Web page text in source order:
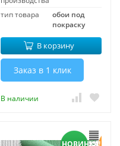
тип товара
обои под
покраску
В корзину
Заказ в 1 клик
В наличии